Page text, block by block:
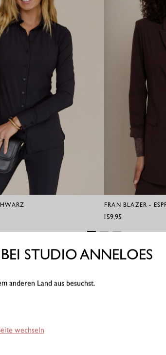
FRAN BLAZER -
€159,95
an Gelb, Rot, Grün oder Lila. Ist dir eine Bluse
STUDIO ANNELOES
anderen Land aus besuchst.
wechseln